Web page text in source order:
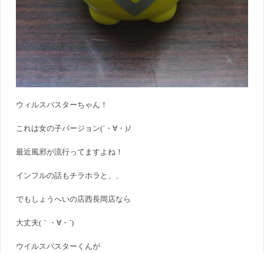
ウィルスバスターちゃん！
これは女の子バージョン(´・∀・)ﾉ
最近風邪が流行ってますよね！
インフルの話もチラホラと、、
でもしょうへいの店西長岡店なら
大丈夫(｀・∀・´)
ウイルスバスターくんが